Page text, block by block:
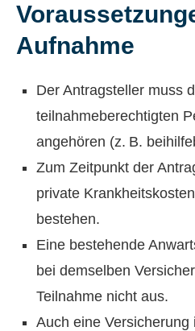
Aufnahme
Der Antragsteller muss
teilnahmeberechtigten
angehören (z. B.
Zum Zeitpunkt der
private
bestehen.
Eine bestehende
bei demselben
Teilnahme nicht aus.
Auch eine